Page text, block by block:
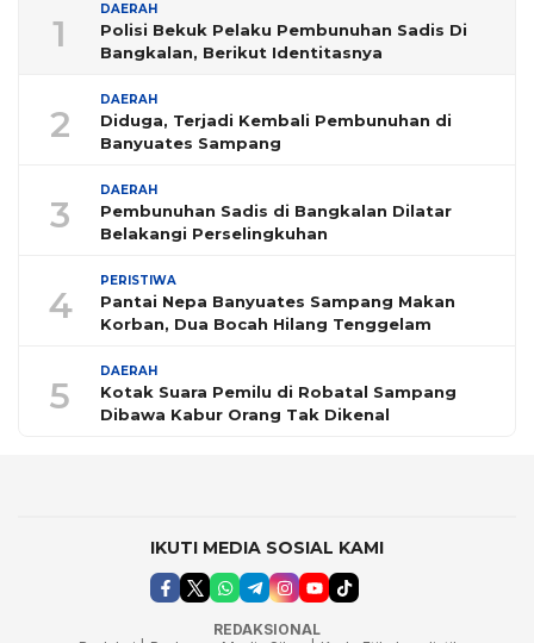
1
DAERAH
Polisi Bekuk Pelaku Pembunuhan Sadis Di
Bangkalan, Berikut Identitasnya
2
DAERAH
Diduga, Terjadi Kembali Pembunuhan di
Banyuates Sampang
3
DAERAH
Pembunuhan Sadis di Bangkalan Dilatar
Belakangi Perselingkuhan
4
PERISTIWA
Pantai Nepa Banyuates Sampang Makan
Korban, Dua Bocah Hilang Tenggelam
5
DAERAH
Kotak Suara Pemilu di Robatal Sampang
Dibawa Kabur Orang Tak Dikenal
IKUTI MEDIA SOSIAL KAMI
REDAKSIONAL